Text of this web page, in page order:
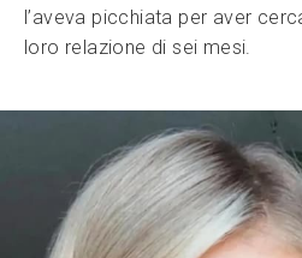
l’aveva picchiata per aver
loro relazione di sei mesi.